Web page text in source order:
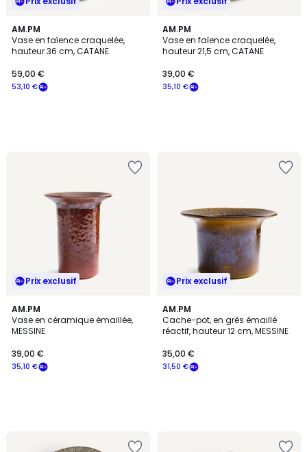
AM.PM
Vase en faïence craquelée,
hauteur 36 cm, CATANE
€
souscrivez
53,10 €
59,00 €
AM.PM
Vase en faïence craquelée,
hauteur 21,5 cm, CATANE
35,10 €
39,00 €
Prix exclusif
AM.PM
Vase en céramique émaillée,
MESSINE
35,10 €
39,00 €
Prix exclusif
AM.PM
Cache-pot, en grès émaillé
réactif, hauteur 12 cm, MESSINE
31,50 €
35,00 €